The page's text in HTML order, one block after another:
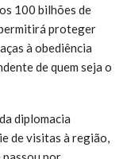
100 bilhões de
proteger
à obediência
de quem seja o
diplomacia
de visitas à região,